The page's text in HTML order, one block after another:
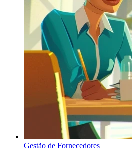
Gestão de Fornecedores